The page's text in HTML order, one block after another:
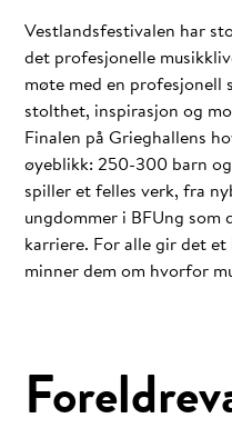
Vestlandsfestivalen har
det profesjonelle
møte med en profesjonell
stolthet, inspirasjon og
Finalen på Grieghallens
øyeblikk: 250-300 barn
spiller et felles verk, fra
ungdommer i BFUng
karriere. For alle gir det
minner dem om hvorfor